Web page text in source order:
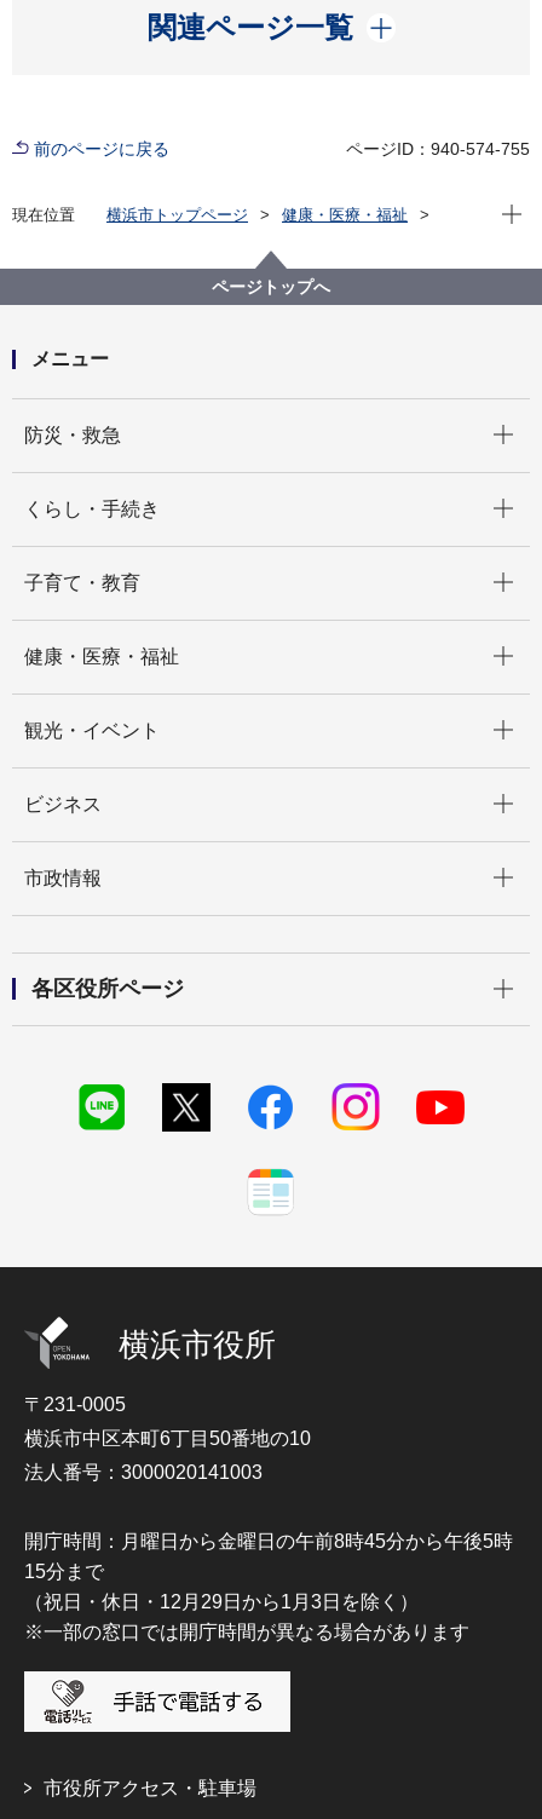
関連ページ一覧
開く
前のページに戻る ページID：940-574-755
現在位置 横浜市トップページ
健康・医療・福祉
こころの健康に関する相談・情報
現在
ページトップへ
メニュー
防災・救急
くらし・手続き
子育て・教育
健康・医療・福祉
観光・イベント
ビジネス
市政情報
各区役所ページ
横浜市役所
〒231-0005
横浜市中区本町6丁目50番地の10
法人番号：3000020141003
開庁時間：月曜日から金曜日の午前8時45分から午後5時
15分まで
（祝日・休日・12月29日から1月3日を除く）
※一部の窓口では開庁時間が異なる場合があります
市役所アクセス・駐車場